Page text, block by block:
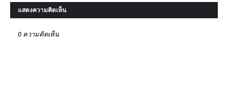
แสดงความคิดเห็น
0 ความคิดเห็น